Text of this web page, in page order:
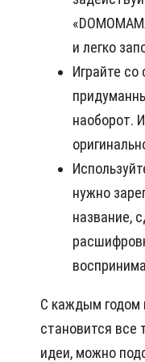
и легко
Играйте
наоборот.
нужно
название,
С каждым годом
становится все
идеи, можно